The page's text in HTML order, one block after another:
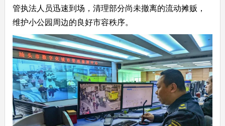
管执法人员迅速到场，清理部分尚未撤离的流动摊贩，
维护小公园周边的良好市容秩序。